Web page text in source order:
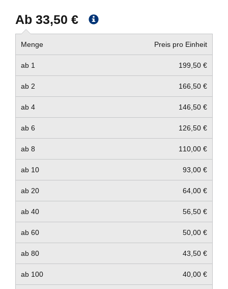
Ab 33,50 €
Menge Preis pro Einheit
ab 1 199,50 €
ab 2 166,50 €
ab 4 146,50 €
ab 6 126,50 €
ab 8 110,00 €
ab 10 93,00 €
ab 20 64,00 €
ab 40 56,50 €
ab 60 50,00 €
ab 80 43,50 €
ab 100 40,00 €